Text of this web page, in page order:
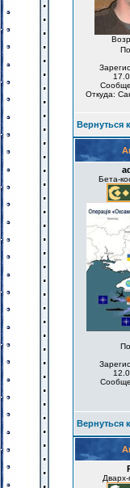
Откуда:
Вернуться
Бета-
Вернуться
Дварх-